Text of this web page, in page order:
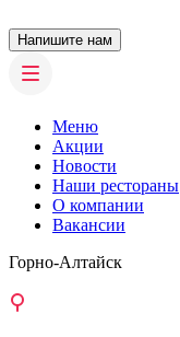
Напишите нам
Меню
Акции
Новости
Наши рестораны
О компании
Вакансии
Горно-Алтайск